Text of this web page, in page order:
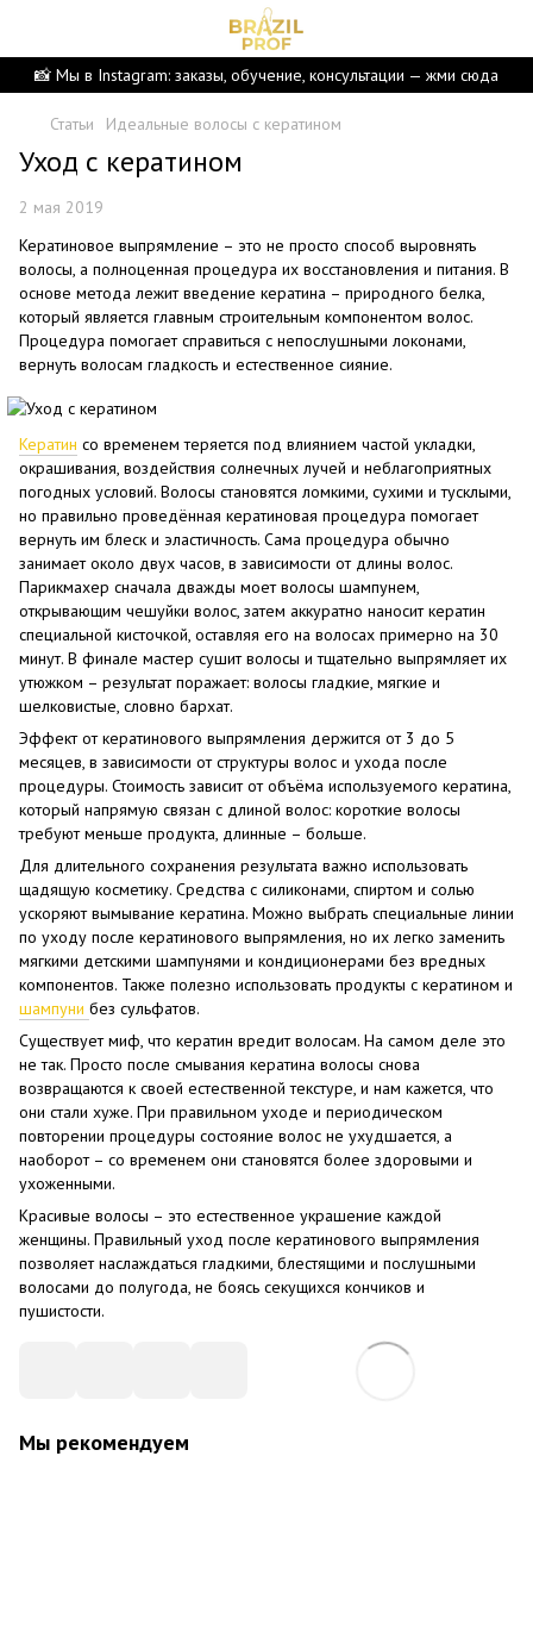
📸 Мы в Instagram: заказы, обучение, консультации — жми сюда
Статьи Идеальные волосы с кератином
Уход с кератином
2 мая 2019
Кератиновое выпрямление – это не просто способ выровнять
волосы, а полноценная процедура их восстановления и питания. В
основе метода лежит введение кератина – природного белка,
который является главным строительным компонентом волос.
Процедура помогает справиться с непослушными локонами,
вернуть волосам гладкость и естественное сияние.
Кератин со временем теряется под влиянием частой укладки,
окрашивания, воздействия солнечных лучей и неблагоприятных
погодных условий. Волосы становятся ломкими, сухими и тусклыми,
но правильно проведённая кератиновая процедура помогает
вернуть им блеск и эластичность. Сама процедура обычно
занимает около двух часов, в зависимости от длины волос.
Парикмахер сначала дважды моет волосы шампунем,
открывающим чешуйки волос, затем аккуратно наносит кератин
специальной кисточкой, оставляя его на волосах примерно на 30
минут. В финале мастер сушит волосы и тщательно выпрямляет их
утюжком – результат поражает: волосы гладкие, мягкие и
шелковистые, словно бархат.
Эффект от кератинового выпрямления держится от 3 до 5
месяцев, в зависимости от структуры волос и ухода после
процедуры. Стоимость зависит от объёма используемого кератина,
который напрямую связан с длиной волос: короткие волосы
требуют меньше продукта, длинные – больше.
Для длительного сохранения результата важно использовать
щадящую косметику. Средства с силиконами, спиртом и солью
ускоряют вымывание кератина. Можно выбрать специальные линии
по уходу после кератинового выпрямления, но их легко заменить
мягкими детскими шампунями и кондиционерами без вредных
компонентов. Также полезно использовать продукты с кератином и
шампуни без сульфатов.
Существует миф, что кератин вредит волосам. На самом деле это
не так. Просто после смывания кератина волосы снова
возвращаются к своей естественной текстуре, и нам кажется, что
они стали хуже. При правильном уходе и периодическом
повторении процедуры состояние волос не ухудшается, а
наоборот – со временем они становятся более здоровыми и
ухоженными.
Красивые волосы – это естественное украшение каждой
женщины. Правильный уход после кератинового выпрямления
позволяет наслаждаться гладкими, блестящими и послушными
волосами до полугода, не боясь секущихся кончиков и
пушистости.
Мы рекомендуем